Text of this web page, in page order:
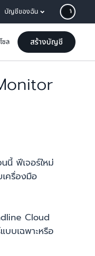
บัญชีของฉัน
ซล สร้างบัญชี
นี้ ฟีเจอร์ใหม่
ครื่องมือ
Cloud
บบเฉพาะหรือ